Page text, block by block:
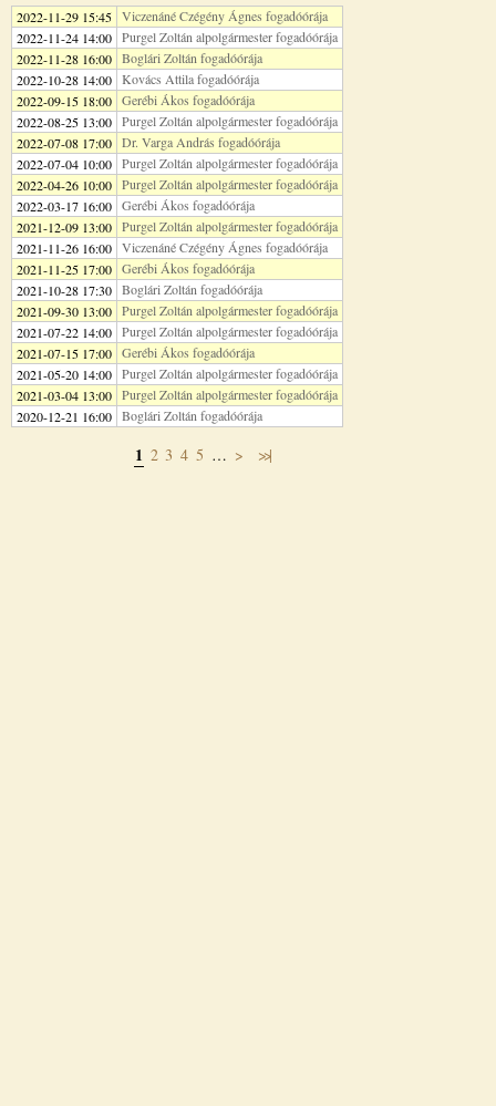
2022-11-29 15:45 Viczenáné Czégény Ágnes fogadóórája
2022-11-24 14:00 Purgel Zoltán alpolgármester fogadóórája
2022-11-28 16:00 Boglári Zoltán fogadóórája
2022-10-28 14:00 Kovács Attila fogadóórája
2022-09-15 18:00 Gerébi Ákos fogadóórája
2022-08-25 13:00 Purgel Zoltán alpolgármester fogadóórája
2022-07-08 17:00 Dr. Varga András fogadóórája
2022-07-04 10:00 Purgel Zoltán alpolgármester fogadóórája
2022-04-26 10:00 Purgel Zoltán alpolgármester fogadóórája
2022-03-17 16:00 Gerébi Ákos fogadóórája
2021-12-09 13:00 Purgel Zoltán alpolgármester fogadóórája
2021-11-26 16:00 Viczenáné Czégény Ágnes fogadóórája
2021-11-25 17:00 Gerébi Ákos fogadóórája
2021-10-28 17:30 Boglári Zoltán fogadóórája
2021-09-30 13:00 Purgel Zoltán alpolgármester fogadóórája
2021-07-22 14:00 Purgel Zoltán alpolgármester fogadóórája
2021-07-15 17:00 Gerébi Ákos fogadóórája
2021-05-20 14:00 Purgel Zoltán alpolgármester fogadóórája
2021-03-04 13:00 Purgel Zoltán alpolgármester fogadóórája
2020-12-21 16:00 Boglári Zoltán fogadóórája
1 2 3 4 5 … > >>|